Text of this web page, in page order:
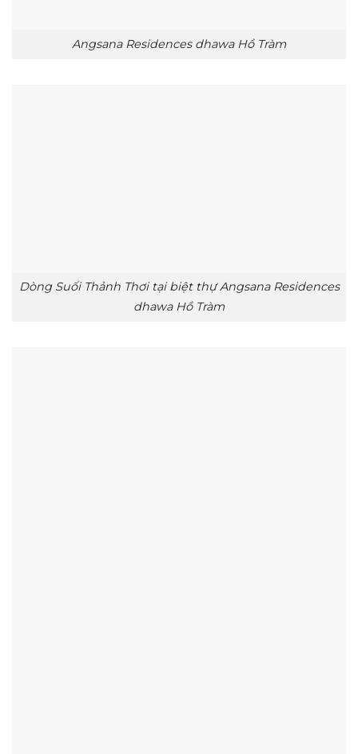
Angsana Residences dhawa Hồ Tràm
Dòng Suối Thảnh Thơi tại biệt thự Angsana Residences
dhawa Hồ Tràm